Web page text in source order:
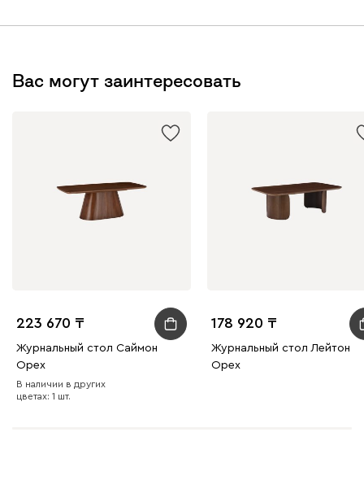
Вас могут заинтересовать
223 670
Журнальный стол Саймон
Ореx
В наличии в других
цветах: 1 шт.
178 920
Журнальный стол Лейтон
Орех